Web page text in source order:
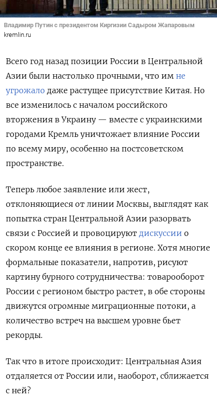
Владимир Путин с президентом Киргизии Садыром Жапаровым
kremlin.ru
Всего год назад позиции России в Центральной
Азии были настолько прочными, что им не
угрожало даже растущее присутствие Китая. Но
все изменилось с началом российского
вторжения в Украину — вместе с украинскими
городами Кремль уничтожает влияние России
по всему миру, особенно на постсоветском
пространстве.
Теперь любое заявление или жест,
отклоняющиеся от линии Москвы, выглядят как
попытка стран Центральной Азии разорвать
связи с Россией и провоцируют дискуссии о
скором конце ее влияния в регионе. Хотя многие
формальные показатели, напротив, рисуют
картину бурного сотрудничества: товарооборот
России с регионом быстро растет, в обе стороны
движутся огромные миграционные потоки, а
количество встреч на высшем уровне бьет
рекорды.
Так что в итоге происходит: Центральная Азия
отдаляется от России или, наоборот, сближается
с ней?